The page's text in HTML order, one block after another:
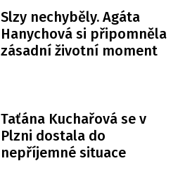
Slzy nechyběly. Agáta
Hanychová si připomněla
zásadní životní moment
Taťána Kuchařová se v
Plzni dostala do
nepříjemné situace